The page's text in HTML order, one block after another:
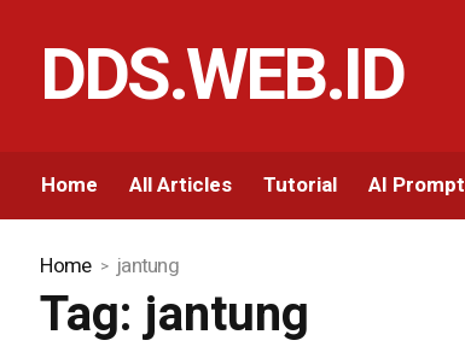
DDS.WEB.ID
Home All Articles Tutorial AI Prompt
Home jantung
Tag:jantung